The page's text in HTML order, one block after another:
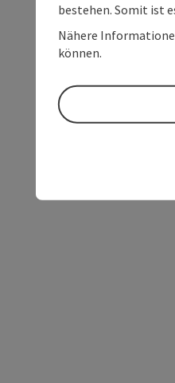
bestehen. Somit ist
Nähere
können.